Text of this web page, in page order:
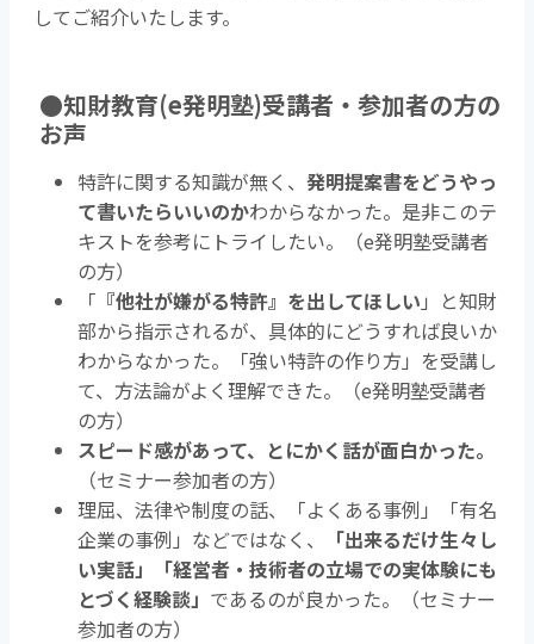
してご紹介いたします。
●知財教育(e発明塾)受講者・参加者の方の
お声
特許に関する知識が無く、 発明提案書をどうやっ
て書いたらいいのかわからなかった。是非このテ
キストを参考にトライしたい。（e発明塾受講者
の方）
「 『他社が嫌がる特許』を出してほしい 」と知財
部から指示されるが、具体的にどうすれば良いか
わからなかった。「強い特許の作り方」を受講し
て、方法論がよく理解できた。（e発明塾受講者
の方）
スピード感があって、とにかく話が面白かった。
（セミナー参加者の方）
理屈、法律や制度の話、「よくある事例」「有名
企業の事例」などではなく、
「出来るだけ生々し
い実話」「経営者・技術者の立場での実体験にも
とづく経験談」 であるのが良かった。（セミナー
参加者の方）